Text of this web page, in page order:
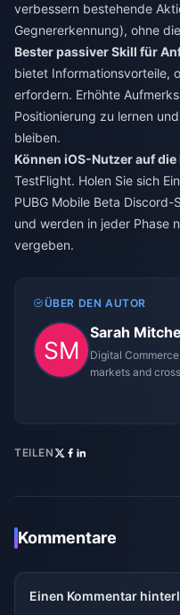
verbessern bestehende
Gegnererkennung), ohne
Bester passiver Skill für
bietet Informationsvorteile,
erfordern. Erhöhte
Positionierung zu lernen
bleiben.
Können iOS-Nutzer auf
TestFlight. Holen Sie sich
PUBG Mobile Beta
und werden in jeder Phase
vergeben.
ÜBER DEN AUTOR
Sarah
Digital
markets and
TEILEN
Kommentare
Einen Kommentar